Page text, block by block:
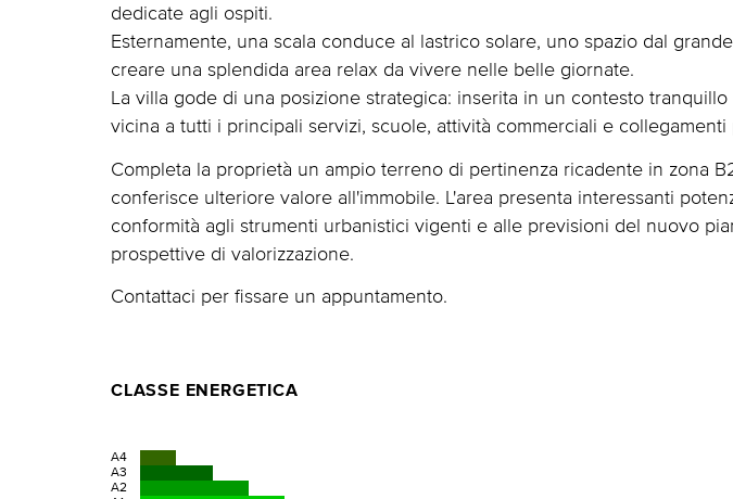
dedicate agli ospiti.
Esternamente, una scala conduce al lastrico solare, uno spazio dal
creare una splendida area relax da vivere nelle belle giornate.
La villa gode di una posizione strategica: inserita in un contesto tranquillo
vicina a tutti i principali servizi, scuole, attività commerciali e collegamenti
Completa la proprietà un ampio terreno di pertinenza ricadente in zona
conferisce ulteriore valore all'immobile. L'area presenta interessanti
conformità agli strumenti urbanistici vigenti e alle previsioni del nuovo
prospettive di valorizzazione.
Contattaci per fissare un appuntamento.
CLASSE ENERGETICA
A4
A3
A2